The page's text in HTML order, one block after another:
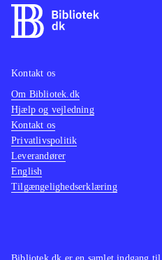
Kontakt os
Om Bibliotek.dk
Hjælp og vejledning
Kontakt os
Privatlivspolitik
Leverandører
English
Tilgængelighedserklæring